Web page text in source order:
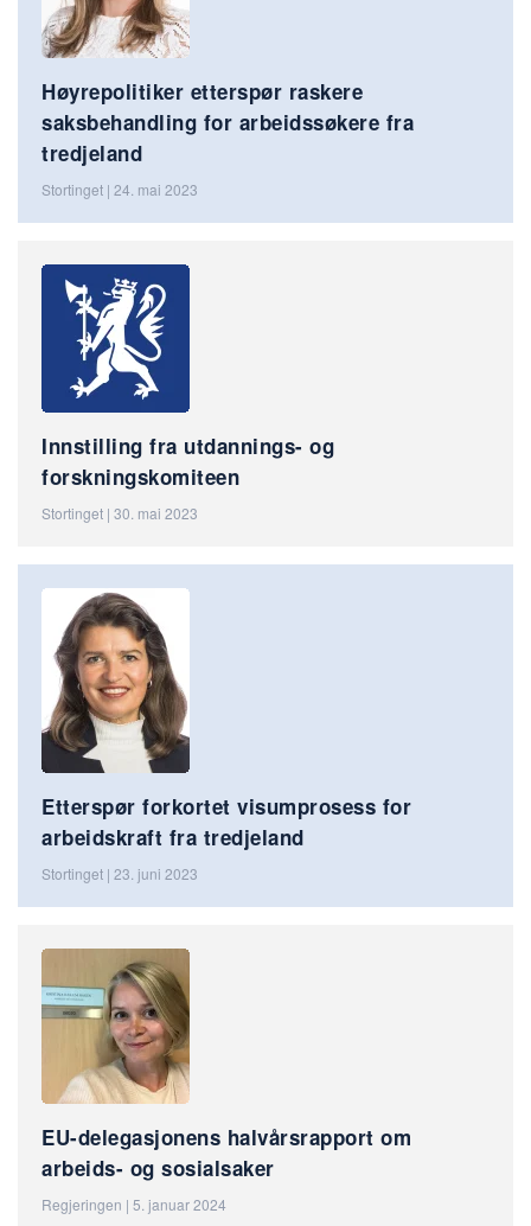
Høyrepolitiker etterspør raskere
saksbehandling for arbeidssøkere fra
tredjeland
Stortinget | 24. mai 2023
Innstilling fra utdannings- og
forskningskomiteen
Stortinget | 30. mai 2023
Etterspør forkortet visumprosess for
arbeidskraft fra tredjeland
Stortinget | 23. juni 2023
EU-delegasjonens halvårsrapport om
arbeids- og sosialsaker
Regjeringen | 5. januar 2024